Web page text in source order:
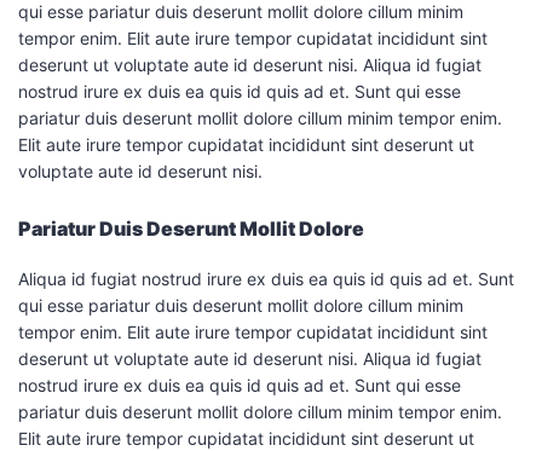
qui esse pariatur duis deserunt mollit dolore cillum minim
tempor enim. Elit aute irure tempor cupidatat incididunt sint
deserunt ut voluptate aute id deserunt nisi. Aliqua id fugiat
nostrud irure ex duis ea quis id quis ad et. Sunt qui esse
pariatur duis deserunt mollit dolore cillum minim tempor enim.
Elit aute irure tempor cupidatat incididunt sint deserunt ut
voluptate aute id deserunt nisi.
Pariatur Duis Deserunt Mollit Dolore
Aliqua id fugiat nostrud irure ex duis ea quis id quis ad et. Sunt
qui esse pariatur duis deserunt mollit dolore cillum minim
tempor enim. Elit aute irure tempor cupidatat incididunt sint
deserunt ut voluptate aute id deserunt nisi. Aliqua id fugiat
nostrud irure ex duis ea quis id quis ad et. Sunt qui esse
pariatur duis deserunt mollit dolore cillum minim tempor enim.
Elit aute irure tempor cupidatat incididunt sint deserunt ut